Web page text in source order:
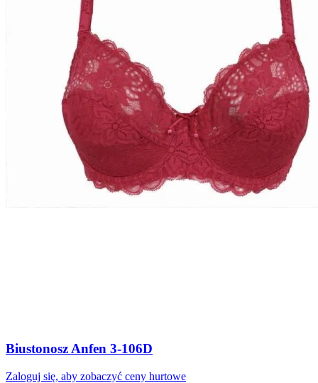
Biustonosz Anfen 3-106D
Zaloguj się, aby zobaczyć ceny hurtowe